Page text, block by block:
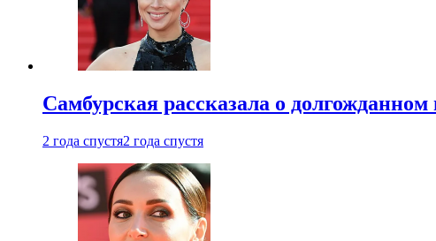
Самбурская рассказала о долгожданном
2 года спустя2 года спустя